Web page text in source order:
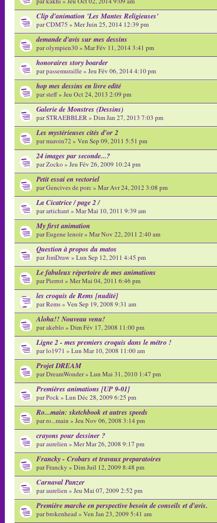
Clip d'animation 'Les Mantes Religieuses'
parCDM75 » Mer Juin 25, 2014 12:39 pm
demande d'avis sur mes dessins
parolympien30» Mar Fév 11, 2014 3:41 pm
honoraires story boarder
parpassemuraille» Jeu Fév 06, 2014 4:10 pm
hop mes dessins en livre edité
parsteff» Jeu Oct 24, 2013 2:09 pm
Galerie de Monstres (Dessins)
parSTRAEBBLER» Dim Jan 27, 2013 7:03 pm
Les mystérieuses cités d'or 2
parmaroin72 » Ven Sep 09, 2011 5:51 pm
24 images par seconde...?
parZocko» Jeu Fév 26, 2009 10:24 pm
Petit essai en vectoriel
parGencives de porc» Mar Avr 24, 2012 3:08 pm
La Cicatrice / page 2 /
parartichaut» Mar Mai 10, 2011 9:39 am
My first animation
parEugene lenoir» Mar Nov 22, 2011 2:40 am
Question à propos du matos
parJimDraw » Lun Sep 12, 2011 4:45 pm
Le fabuleux répertoire de mes animations
parPierrot» Mer Mai 04, 2011 6:46 pm
les croquis de Rems [nudité]
parRems» Ven Sep 19, 2008 9:31 am
Aloha!! Nouveau venu!
parakeblo» Dim Fév 17, 2008 11:00 pm
Ligne 2 - mes premiers croquis dans le métro !
parlo1971 » Lun Mar 10, 2008 11:00 am
Projet DREAM
parDreamWonder» Lun Mai 31, 2010 1:47 pm
Premières animations [UP 9-01]
parPock» Lun Déc 28, 2009 6:25 pm
Ro...main: sketchbook et autres speeds
parro...main » Jeu Nov 06, 2008 3:14 pm
crayons pour dessiner ?
paraurelien » Mer Mar 26, 2008 9:17 pm
Francky - Crobars et travaux preparatoires
parFrancky » Dim Juil 12, 2009 8:48 pm
Carnaval Panzer
paraurelien » Jeu Mai 07, 2009 2:52 pm
Première marche en perspective besoin de conseils et d'avis.
parbrokenhead» Ven Jan 23, 2009 5:41 am